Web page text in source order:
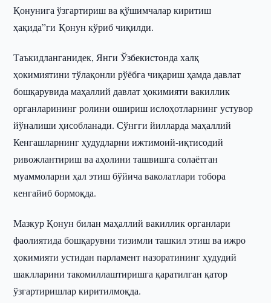
Қонунига ўзгартириш ва қўшимчалар киритиш
ҳақида”ги Қонун кўриб чиқилди.
Таъкидланганидек, Янги Ўзбекистонда халқ
ҳокимиятини тўлақонли рўёбга чиқариш ҳамда давлат
бошқарувида маҳаллий давлат ҳокимияти вакиллик
органларининг ролини ошириш ислоҳотларнинг устувор
йўналиши ҳисобланади. Сўнгги йилларда маҳаллий
Кенгашларнинг ҳудудларни ижтимоий-иқтисодий
ривожлантириш ва аҳолини ташвишга солаётган
муаммоларни ҳал этиш бўйича ваколатлари тобора
кенгайиб бормоқда.
Мазкур Қонун билан маҳаллий вакиллик органлари
фаолиятида бошқарувни тизимли ташкил этиш ва ижро
ҳокимияти устидан парламент назоратининг ҳудудий
шаклларини такомиллаштиришга қаратилган қатор
ўзгартиришлар киритилмоқда.